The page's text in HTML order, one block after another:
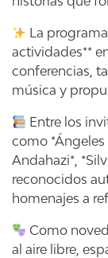
La
actividades**
conferencias,
música y
Entre los
como *Ángeles
Andahazi*,
reconocidos
homenajes a
Como
al aire libre,